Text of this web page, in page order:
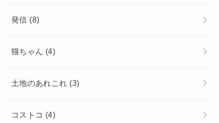
発信 (8)
猫ちゃん (4)
土地のあれこれ (3)
コストコ (4)